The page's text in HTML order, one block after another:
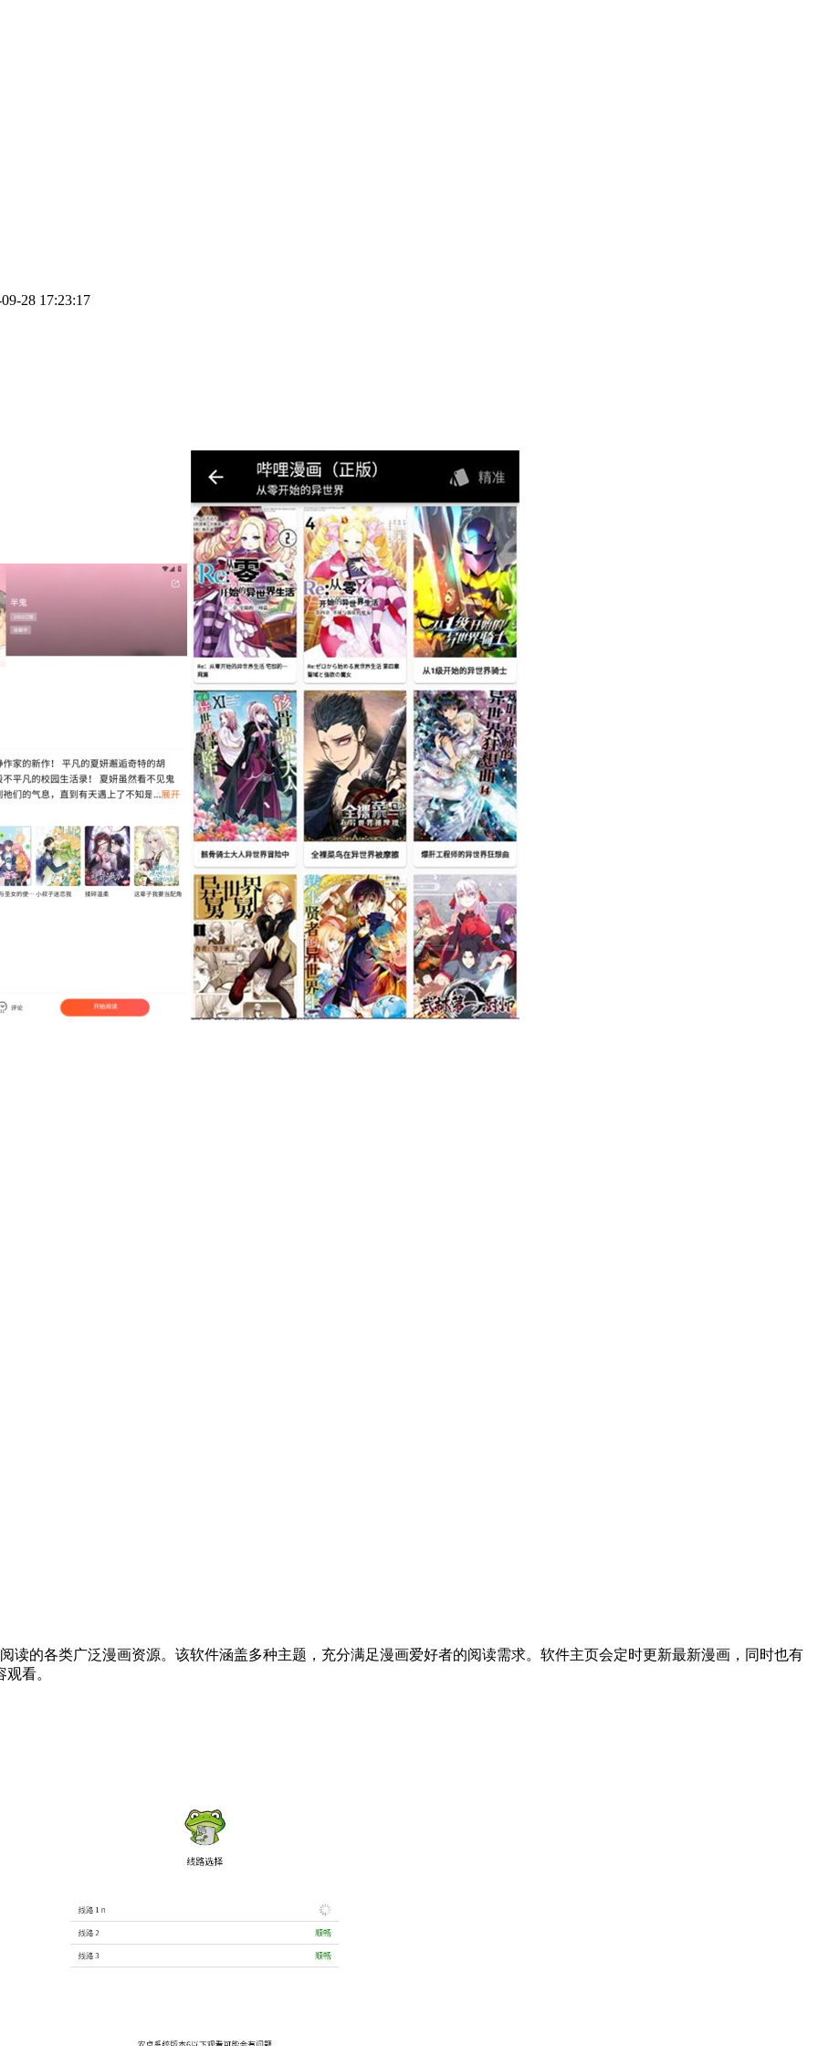
28 17:23:17
读的各类广泛漫画资源。该软件涵盖多种主题，充分满足漫画爱好者的阅读需求。软件主页会定时更新最新漫画，同时也有
看。